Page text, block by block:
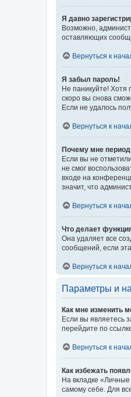
Я давно
Возможно,
оставляющих
Вернуться к
Я забыл пароль!
Не паникуйте! Хотя
скоро вы снова
Если не удалось
Вернуться к
Почему мне
Если вы не
не смог
входе на
значит, что
Вернуться к
Что делает
Она удаляет все
сообщений, если
Вернуться к
Параметры и
Как мне изменить
Если вы являетесь
перейдите по
Вернуться к
Как избежать
На вкладке
самому себе. Для